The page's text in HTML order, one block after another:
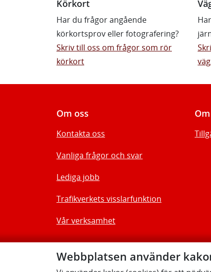
Webbplatsen använder
Körkort
Har du frågor angående
körkortsprov eller fotografering?
Skriv till oss om frågor som rör
körkort
Om oss
Kontakta oss
Vanliga frågor och svar
Lediga jobb
Trafikverkets visslarfunktion
Vår verksamhet